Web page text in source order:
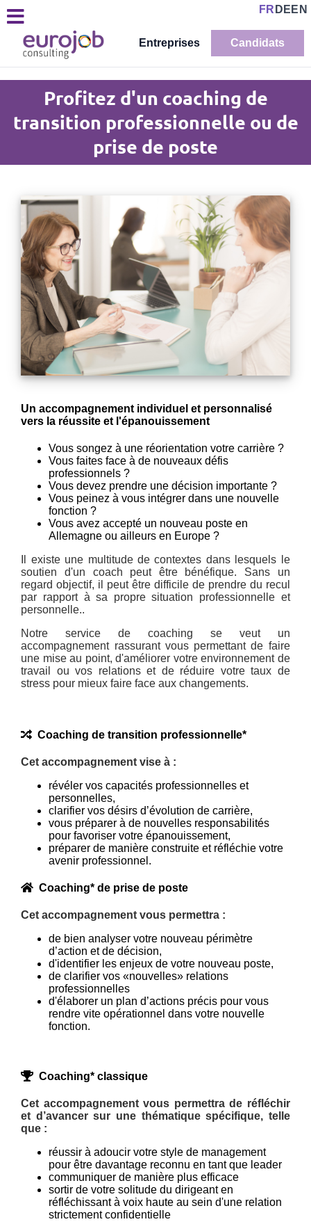
FR DE EN
Entreprises Candidats
Profitez d'un coaching de
transition professionnelle ou de
prise de poste
Un accompagnement individuel et personnalisé
vers la réussite et l'épanouissement
Vous songez à une réorientation votre carrière ?
Vous faites face à de nouveaux défis
professionnels ?
Vous devez prendre une décision importante ?
Vous peinez à vous intégrer dans une nouvelle
fonction ?
Vous avez accepté un nouveau poste en
Allemagne ou ailleurs en Europe ?
Il existe une multitude de contextes dans lesquels le
soutien d'un coach peut être bénéfique. Sans un
regard objectif, il peut être difficile de prendre du recul
par rapport à sa propre situation professionnelle et
personnelle..
Notre service de coaching se veut un
accompagnement rassurant vous permettant de faire
une mise au point, d'améliorer votre environnement de
travail ou vos relations et de réduire votre taux de
stress pour mieux faire face aux changements.
Coaching de transition professionnelle*
Cet accompagnement vise à :
révéler vos capacités professionnelles et
personnelles,
clarifier vos désirs d’évolution de carrière,
vous préparer à de nouvelles responsabilités
pour favoriser votre épanouissement,
préparer de manière construite et réfléchie votre
avenir professionnel.
Coaching* de prise de poste
Cet accompagnement vous permettra :
de bien analyser votre nouveau périmètre
d’action et de décision,
d'identifier les enjeux de votre nouveau poste,
de clarifier vos «nouvelles» relations
professionnelles
d'élaborer un plan d’actions précis pour vous
rendre vite opérationnel dans votre nouvelle
fonction.
Coaching* classique
Cet accompagnement vous permettra de réfléchir
et d’avancer sur une thématique spécifique, telle
que :
réussir à adoucir votre style de management
pour être davantage reconnu en tant que leader
communiquer de manière plus efficace
sortir de votre solitude du dirigeant en
réfléchissant à voix haute au sein d'une relation
strictement confidentielle